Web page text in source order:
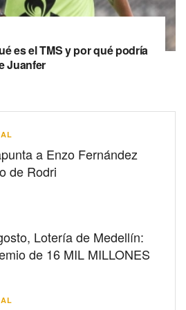
es el TMS y por qué podría
Juanfer
a Enzo Fernández
de Rodri
Lotería de Medellín:
de 16 MIL MILLONES